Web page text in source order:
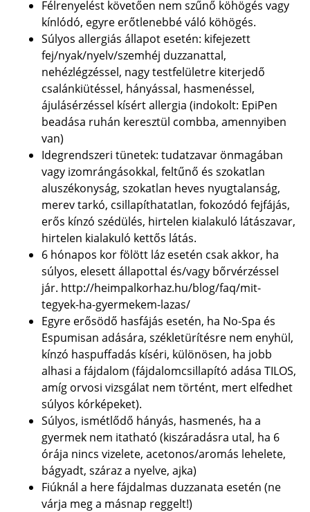
Félrenyelést követően nem szűnő köhögés vagy
kínlódó, egyre erőtlenebbé váló köhögés.
Súlyos allergiás állapot esetén: kifejezett
fej/nyak/nyelv/szemhéj duzzanattal,
nehézlégzéssel, nagy testfelületre kiterjedő
csalánkiütéssel, hányással, hasmenéssel,
ájulásérzéssel kísért allergia (indokolt: EpiPen
beadása ruhán keresztül combba, amennyiben
van)
Idegrendszeri tünetek: tudatzavar önmagában
vagy izomrángásokkal, feltűnő és szokatlan
aluszékonyság, szokatlan heves nyugtalanság,
merev tarkó, csillapíthatatlan, fokozódó fejfájás,
erős kínzó szédülés, hirtelen kialakuló látászavar,
hirtelen kialakuló kettős látás.
6 hónapos kor fölött láz esetén csak akkor, ha
súlyos, elesett állapottal és/vagy bőrvérzéssel
jár. http://heimpalkorhaz.hu/blog/faq/mit-
tegyek-ha-gyermekem-lazas/
Egyre erősödő hasfájás esetén, ha No-Spa és
Espumisan adására, székletürítésre nem enyhül,
kínzó haspuffadás kíséri, különösen, ha jobb
alhasi a fájdalom (fájdalomcsillapító adása TILOS,
amíg orvosi vizsgálat nem történt, mert elfedhet
súlyos kórképeket).
Súlyos, ismétlődő hányás, hasmenés, ha a
gyermek nem itatható (kiszáradásra utal, ha 6
órája nincs vizelete, acetonos/aromás lehelete,
bágyadt, száraz a nyelve, ajka)
Fiúknál a here fájdalmas duzzanata esetén (ne
várja meg a másnap reggelt!)